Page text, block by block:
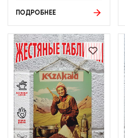
ПОДРОБНЕЕ